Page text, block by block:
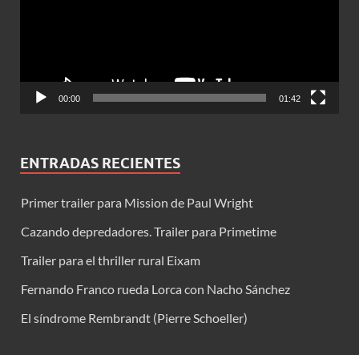
00:00 01:42
ENTRADAS RECIENTES
Primer trailer para Mission de Paul Wright
Cazando depredadores. Trailer para Primetime
Trailer para el thriller rural Eixam
Fernando Franco rueda Lorca con Nacho Sánchez
El síndrome Rembrandt (Pierre Schoeller)